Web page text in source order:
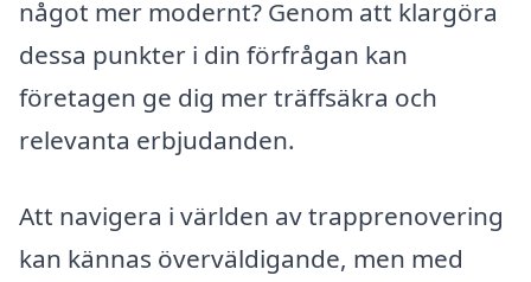
något mer modernt? Genom att klargöra
dessa punkter i din förfrågan kan
företagen ge dig mer träffsäkra och
relevanta erbjudanden.
Att navigera i världen av trapprenovering
kan kännas överväldigande, men med